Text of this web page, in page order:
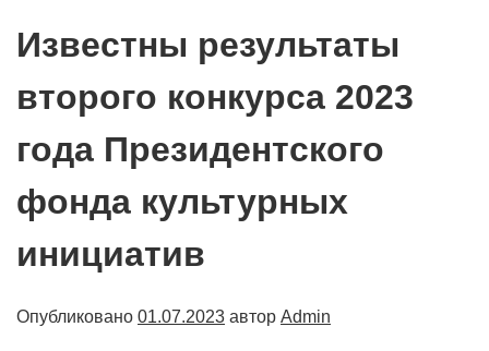
Известны результаты
второго конкурса 2023
года Президентского
фонда культурных
инициатив
Опубликовано 01.07.2023 автор Admin